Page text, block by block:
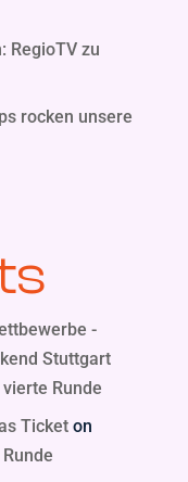
RegioTV zu
rocken unsere
-
Stuttgart
Runde
Ticketon